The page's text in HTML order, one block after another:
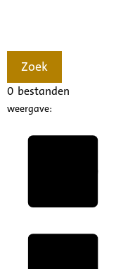
Zoek
0 bestanden
weergave: